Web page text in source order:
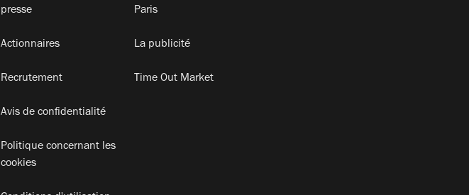
presse
Actionnaires
Recrutement
Avis de confidentialité
Politique concernant les
cookies
Paris
La publicité
Time Out Market